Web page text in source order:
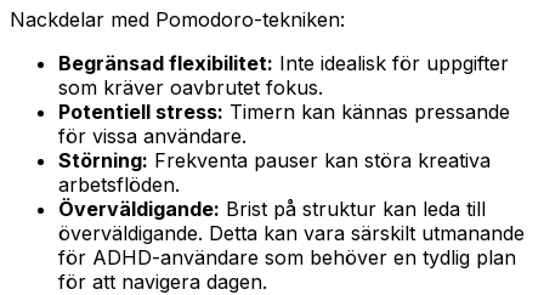
Nackdelar med Pomodoro-tekniken:
Begränsad flexibilitet: Inte idealisk för uppgifter
som kräver oavbrutet fokus.
Potentiell stress: Timern kan kännas pressande
för vissa användare.
Störning: Frekventa pauser kan störa kreativa
arbetsflöden.
Överväldigande: Brist på struktur kan leda till
överväldigande. Detta kan vara särskilt utmanande
för ADHD-användare som behöver en tydlig plan
för att navigera dagen.